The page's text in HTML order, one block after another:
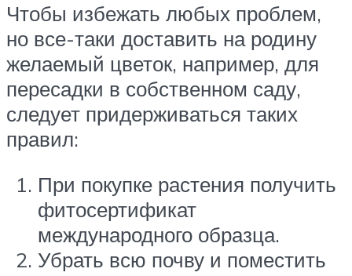
Чтобы избежать любых проблем,
но все-таки доставить на родину
желаемый цветок, например, для
пересадки в собственном саду,
следует придерживаться таких
правил:
При покупке растения получить
фитосертификат
международного образца.
Убрать всю почву и поместить